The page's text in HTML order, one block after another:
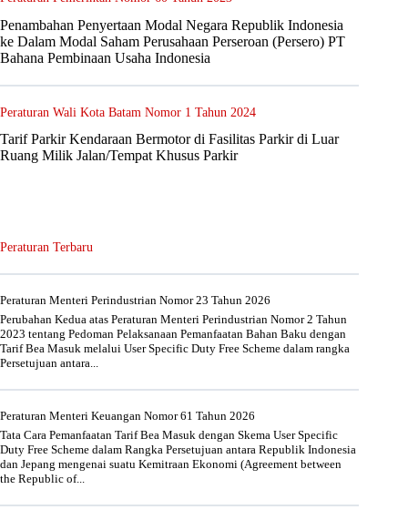
Penambahan Penyertaan Modal Negara Republik Indonesia
ke Dalam Modal Saham Perusahaan Perseroan (Persero) PT
Bahana Pembinaan Usaha Indonesia
Peraturan Wali Kota Batam Nomor 1 Tahun 2024
Tarif Parkir Kendaraan Bermotor di Fasilitas Parkir di Luar
Ruang Milik Jalan/Tempat Khusus Parkir
Peraturan Terbaru
Peraturan Menteri Perindustrian Nomor 23 Tahun 2026
Perubahan Kedua atas Peraturan Menteri Perindustrian Nomor 2 Tahun
2023 tentang Pedoman Pelaksanaan Pemanfaatan Bahan Baku dengan
Tarif Bea Masuk melalui User Specific Duty Free Scheme dalam rangka
Persetujuan antara...
Peraturan Menteri Keuangan Nomor 61 Tahun 2026
Tata Cara Pemanfaatan Tarif Bea Masuk dengan Skema User Specific
Duty Free Scheme dalam Rangka Persetujuan antara Republik Indonesia
dan Jepang mengenai suatu Kemitraan Ekonomi (Agreement between
the Republic of...